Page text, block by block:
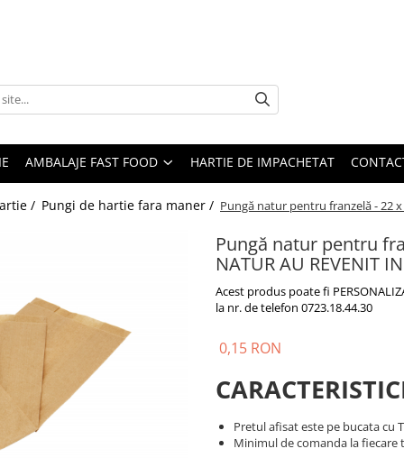
AMBALAJE FAST FOOD HARTIE DE IMPACHETAT
/ Pungi de hartie fara maner / Pungă natur pentru franzelă - 22 x
Pungă natur pentru
NATUR AU REVENIT
Acest produs poate fi
la nr. de telefon 0723.18.44.30
0,15 RON
Pretul afisat este pe bucata cu
Minimul de comanda la